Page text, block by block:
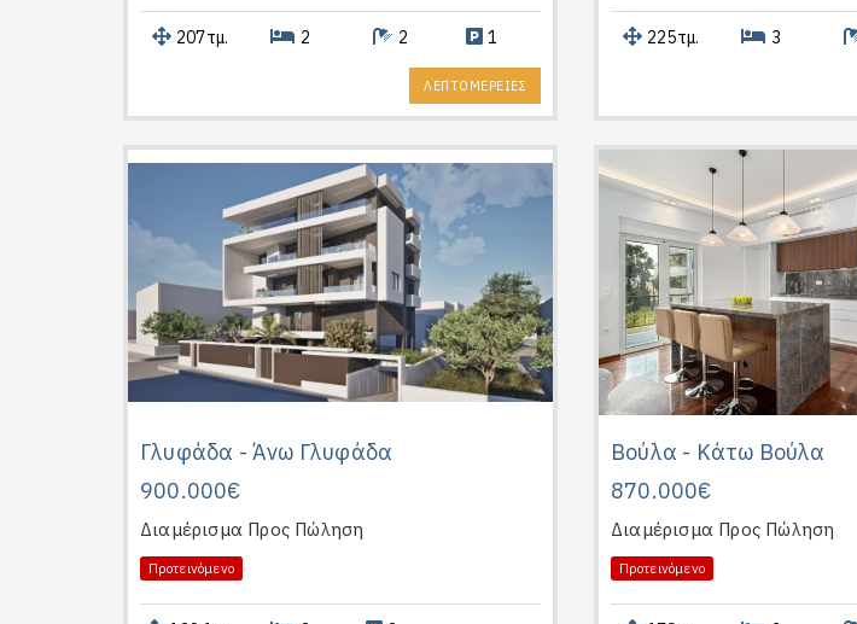
207τμ. 2 2 1
ΛΕΠΤΟΜΕΡΕΙΕΣ
225τμ. 3
Γλυφάδα - Άνω Γλυφάδα
900.000€
Διαμέρισμα Προς Πώληση
Προτεινόμενο
Βούλα - Κάτω Βούλα
870.000€
Διαμέρισμα Προς Πώληση
Προτεινόμενο